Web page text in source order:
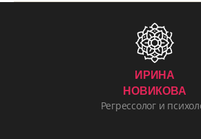
ИРИНА
НОВИКОВА
Регрессолог и